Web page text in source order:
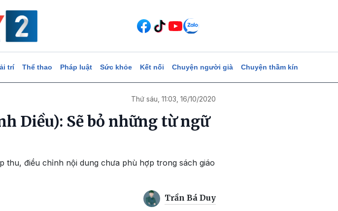
trí Thể thao Pháp luật Sức khỏe Kết nối Chuyện người già Chuyện thầm kín
Thứ sáu, 11:03, 16/10/2020
Diều): Sẽ bỏ những từ ngữ
thu, điều chỉnh nội dung chưa phù hợp trong sách giáo
Trần Bá Duy